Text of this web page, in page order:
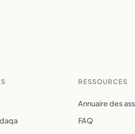
RESSOURCES
Annuaire des
FAQ